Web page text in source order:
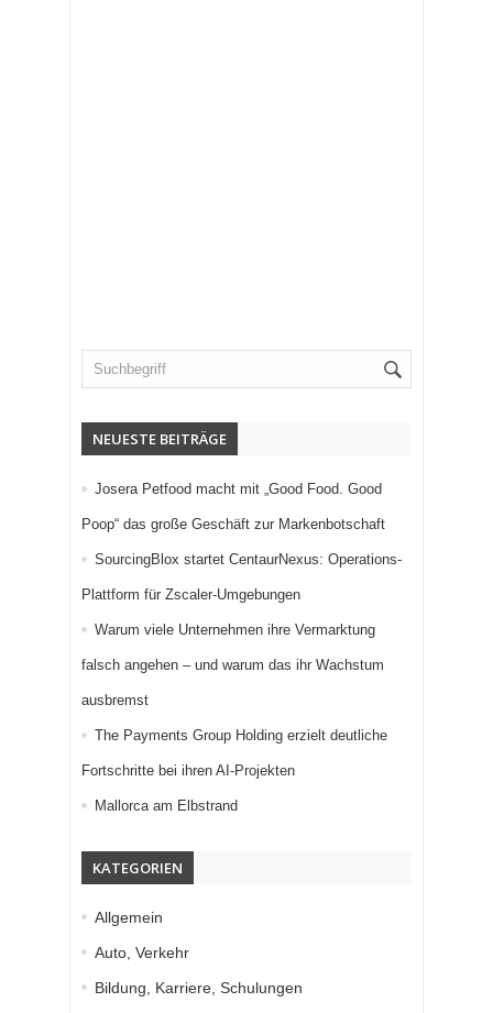
NEUESTE BEITRÄGE
Josera Petfood macht mit „Good Food. Good
Poop“ das große Geschäft zur Markenbotschaft
SourcingBlox startet CentaurNexus: Operations-
Plattform für Zscaler-Umgebungen
Warum viele Unternehmen ihre Vermarktung
falsch angehen – und warum das ihr Wachstum
ausbremst
The Payments Group Holding erzielt deutliche
Fortschritte bei ihren AI-Projekten
Mallorca am Elbstrand
KATEGORIEN
Allgemein
Auto, Verkehr
Bildung, Karriere, Schulungen